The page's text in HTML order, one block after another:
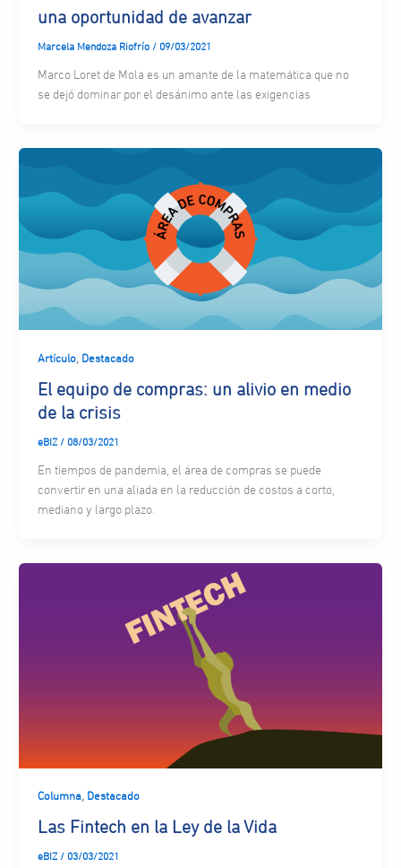
una oportunidad de avanzar
Marcela Mendoza Riofrío / 09/03/2021
Marco Loret de Mola es un amante de la matemática que no
se dejó dominar por el desánimo ante las exigencias
Artículo, Destacado
El equipo de compras: un alivio en medio
de la crisis
eBIZ / 08/03/2021
En tiempos de pandemia, el área de compras se puede
convertir en una aliada en la reducción de costos a corto,
mediano y largo plazo.
Columna, Destacado
Las Fintech en la Ley de la Vida
eBIZ / 03/03/2021